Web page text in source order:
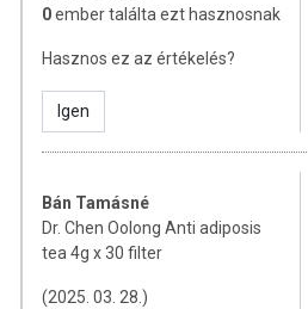
Betegség esetén használatát
mennyiséget ne lépje túl! Ne szedje
allergiás! Kisgyermektől elzárva
0ember találta ezt hasznosnak
Hasznos ez az értékelés?
Igen
Bán Tamásné
Dr. Chen Oolong Anti adiposis
tea 4g x 30 filter
(2025. 03. 28.)